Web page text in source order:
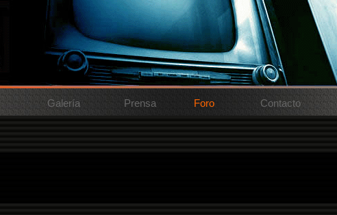
Galería Prensa Foro Contacto